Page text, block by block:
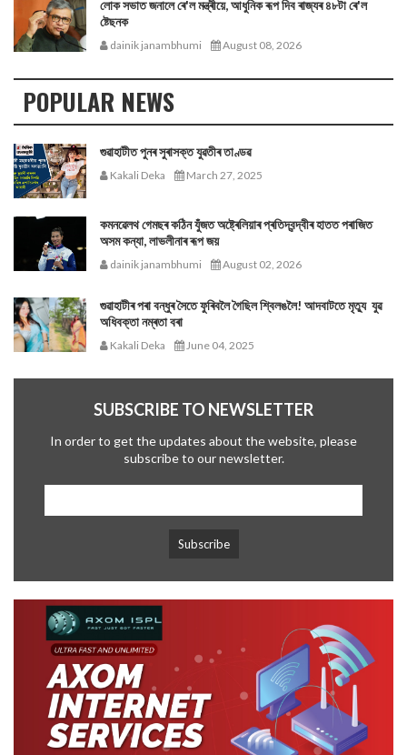
লোক সভাত জনালে ৰে'ল মন্ত্ৰীয়ে, আধুনিক ৰূপ দিব ৰাজ্যৰ ৪৮টা ৰে'ল
ষ্টেছনক
dainik janambhumi August 08, 2026
POPULAR NEWS
গুৱাহাটীত পুনৰ সুৰাসক্ত যুৱতীৰ তাণ্ডৱ
Kakali Deka March 27, 2025
কমনৱেলথ গেমছৰ কঠিন যুঁজত অষ্ট্ৰেলিয়াৰ প্ৰতিদ্বন্দ্বীৰ হাতত পৰাজিত
অসম কন্যা, লাভলীনাৰ ৰূপ জয়
dainik janambhumi August 02, 2026
গুৱাহাটীৰ পৰা বন্ধুৰ সৈতে ফুৰিবলৈ গৈছিল শ্বিলঙলৈ! আদবাটতে মৃত্যু যুৱ
অধিবক্তা নম্ৰতা বৰা
Kakali Deka June 04, 2025
SUBSCRIBE TO NEWSLETTER
In order to get the updates about the website, please
subscribe to our newsletter.